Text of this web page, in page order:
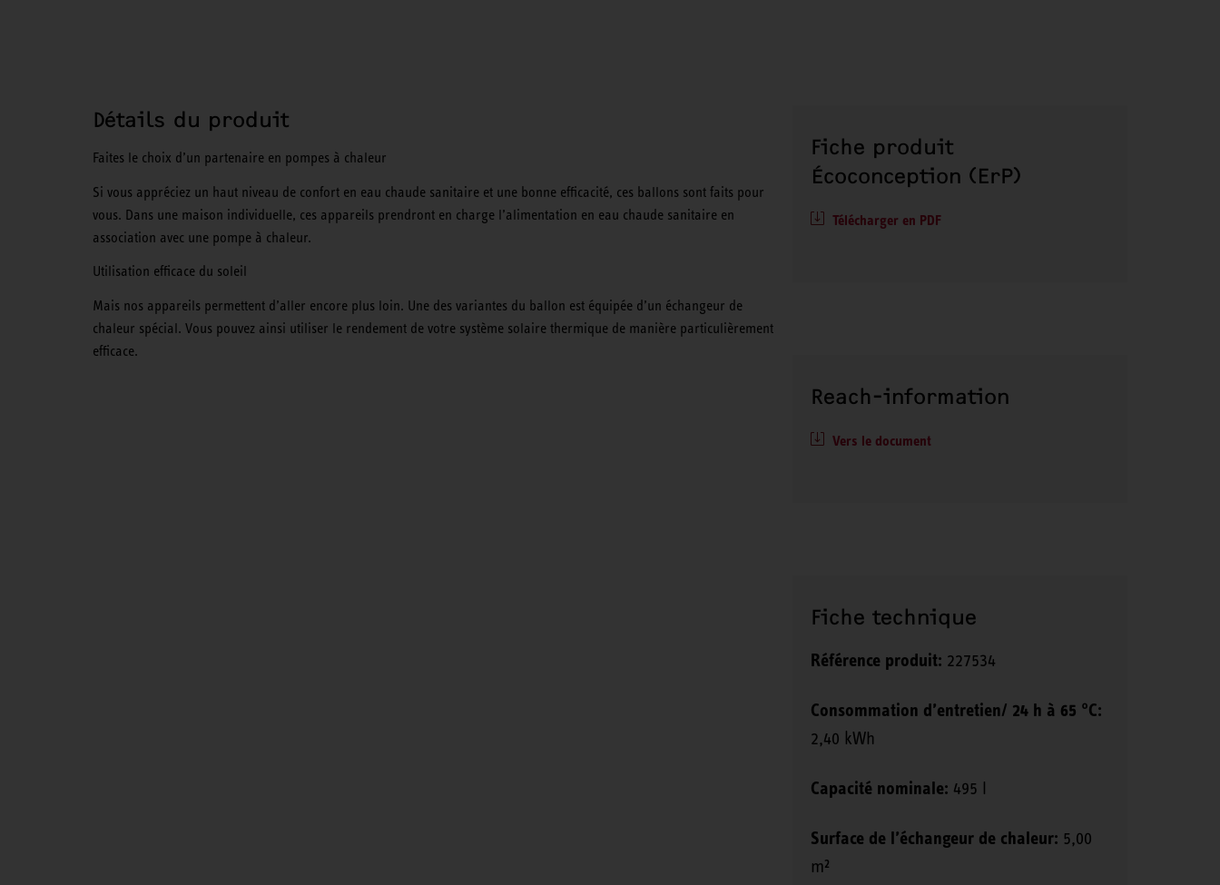
Détails du produit
Faites le choix d’un partenaire en pompes à chaleur
Si vous appréciez un haut niveau de confort en eau chaude sanitaire et une bonne efficacité, ces ballons sont faits pour
vous. Dans une maison individuelle, ces appareils prendront en charge l’alimentation en eau chaude sanitaire en
association avec une pompe à chaleur.
Utilisation efficace du soleil
Mais nos appareils permettent d’aller encore plus loin. Une des variantes du ballon est équipée d’un échangeur de
chaleur spécial. Vous pouvez ainsi utiliser le rendement de votre système solaire thermique de manière particulièrement
efficace.
Fiche produit
Écoconception (ErP)
Télécharger en PDF
Reach-information
Vers le document
Fiche technique
Référence produit: 227534
Consommation d’entretien/ 24 h à 65 °C:
2,40 kWh
Capacité nominale: 495 l
Surface de l’échangeur de chaleur: 5,00
m²